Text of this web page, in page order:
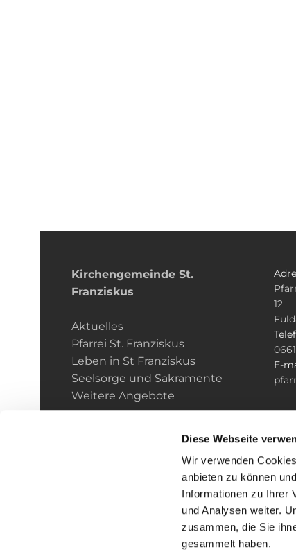
Diese Webseite
Wir verwenden
anbieten zu können
Informationen zu Ihrer
und Analysen weiter.
zusammen, die Sie
gesammelt haben.
Kirchengemeinde­­ St.
Franziskus
Aktuelles
Pfarrei St. Franziskus
Leben in St Franziskus
Seelsorge und Sakramente
Weitere Angebote
12
E-